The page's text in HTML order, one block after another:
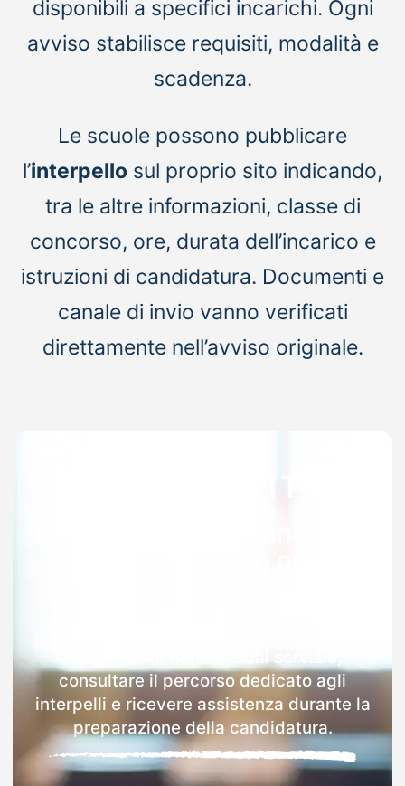
disponibili a specifici incarichi. Ogni
avviso stabilisce requisiti, modalità e
scadenza.
Le scuole possono pubblicare
l’interpello sul proprio sito indicando,
tra le altre informazioni, classe di
concorso, ore, durata dell’incarico e
istruzioni di candidatura. Documenti e
canale di invio vanno verificati
direttamente nell’avviso originale.
consultare il percorso dedicato agli
interpelli e ricevere assistenza durante la
preparazione della candidatura.